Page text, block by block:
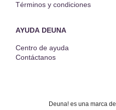
Términos y condiciones
AYUDA DEUNA
Centro de ayuda
Contáctanos
Deuna! es una marca